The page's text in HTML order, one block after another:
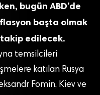
bugün ABD’de
başta olmak
edilecek.
temsilcileri
katılan Rusya
Fomin, Kiev ve